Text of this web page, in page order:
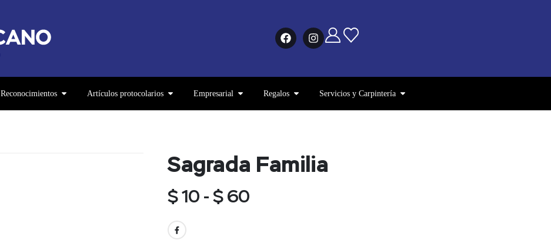
Reconocimientos Artículos protocolarios Empresarial Regalos Servicios y Carpintería
Sagrada Familia
$10 - $60